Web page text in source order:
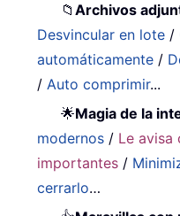
📁Archivos
Desvincular en lote /
automáticamente /
/Auto comprimir...
🌟Magia de la
modernos / Le avisa
importantes /
cerrarlo…